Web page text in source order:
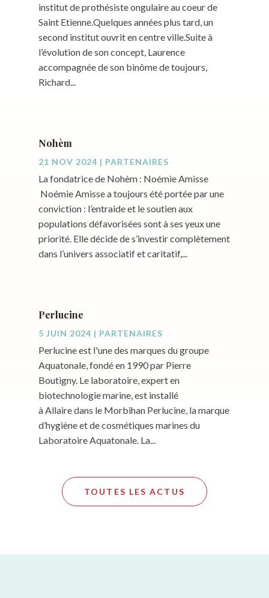
institut de prothésiste ongulaire au coeur de
Saint Etienne.Quelques années plus tard, un
second institut ouvrit en centre ville.Suite à
l’évolution de son concept, Laurence
accompagnée de son binôme de toujours,
Richard...
Nohèm
21 NOV 2024 | PARTENAIRES
La fondatrice de Nohèm : Noémie Amisse
Noémie Amisse a toujours été portée par une
conviction : l’entraide et le soutien aux
populations défavorisées sont à ses yeux une
priorité. Elle décide de s’investir complètement
dans l’univers associatif et caritatif,...
Perlucine
5 JUIN 2024 | PARTENAIRES
Perlucine est l'une des marques du groupe
Aquatonale, fondé en 1990 par Pierre
Boutigny. Le laboratoire, expert en
biotechnologie marine, est installé
à Allaire dans le Morbihan Perlucine, la marque
d’hygiène et de cosmétiques marines du
Laboratoire Aquatonale. La...
TOUTES LES ACTUS